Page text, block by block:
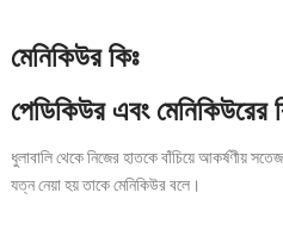
মেনিকিউর কিঃ
পেডিকিউর এবং মেনিকিউরের
ধুলাবালি থেকে নিজের হাতকে বাঁচিয়ে আকর্ষণীয়
যত্ন নেয়া হয় তাকে মেনিকিউর বলে।